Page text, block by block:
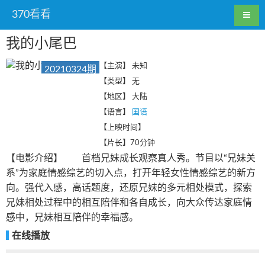
370看看
我的小尾巴
20210324期 【主演】
未知
【类型】
无
【地区】
大陆
【语言】
国语
【上映时间】
【片长】 70分钟
【电影介绍】 首档兄妹成长观察真人秀。节目以“兄妹关
系”为家庭情感综艺的切入点，打开年轻女性情感综艺的新方
向。强代入感，高话题度，还原兄妹的多元相处模式，探索
兄妹相处过程中的相互陪伴和各自成长，向大众传达家庭情
感中，兄妹相互陪伴的幸福感。
在线播放